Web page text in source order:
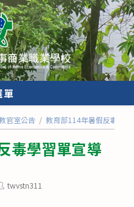
單
官室公告 / 教育部114年暑假反毒學
毒學習單宣導
twvstn311